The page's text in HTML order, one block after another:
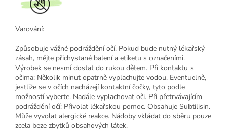
Varování:
Způsobuje vážné podráždění očí. Pokud bude nutný lékařský
zásah, mějte přichystané balení a etiketu s označeními.
Výrobek se nesmí dostat do rukou dětem. Při kontaktu s
očima: Několik minut opatrně vyplachujte vodou. Eventuelně,
jestliže se v očích nacházejí kontaktní čočky, tyto podle
možností vyberte. Nadále vyplachovat oči. Při přetrvávajícím
podráždění očí: Přivolat lékařskou pomoc. Obsahuje Subtilisin.
Může vyvolat alergické reakce. Nádoby vkládat do sběru pouze
zcela beze zbytků obsahových látek.